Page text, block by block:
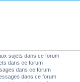
sujets dans ce forum
dans ce forum
dans ce forum
dans ce forum